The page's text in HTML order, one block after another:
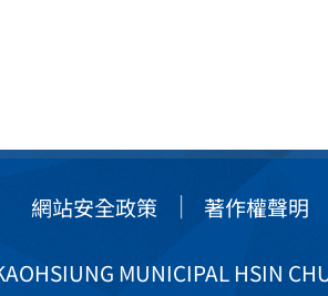
網站安全政策 著作權聲明
MUNICIPAL HSIN